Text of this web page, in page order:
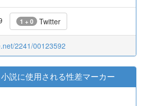
1 + 0 Twitter
2241/00123592
小説に使用される性差マーカー